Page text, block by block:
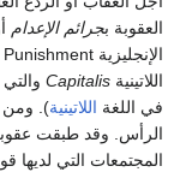
العقوبة بجرائم الإعدام
الإنجليزية Capital Punishment حيث تشتق كلمة
اللاتينية Capitalis
في اللغة اللاتينية). ومن
الرأس. وقد طبقت
المجتمعات التي لديها